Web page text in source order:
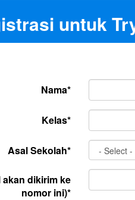
untuk
Nama*
Kelas*
Asal Sekolah*
dikirim ke
nomor ini)*